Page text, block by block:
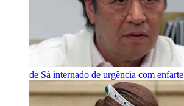
de Sá internado de urgência com enfarte